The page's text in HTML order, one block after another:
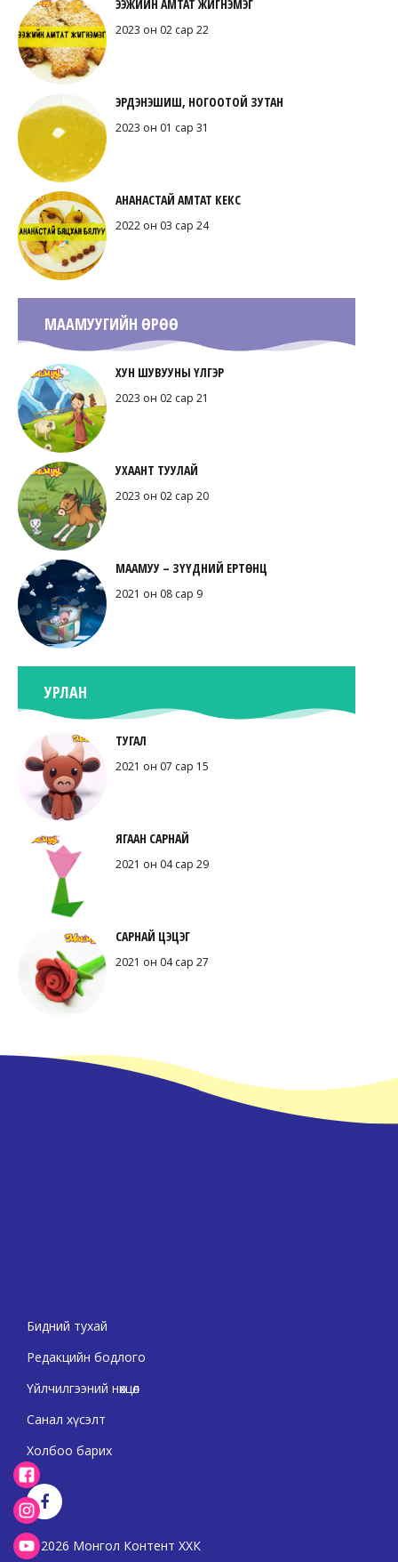
ЭЭЖИЙН АМТАТ ЖИГНЭМЭГ
2023 он 02 сар 22
ЭРДЭНЭШИШ, НОГООТОЙ ЗУТАН
2023 он 01 сар 31
АНАНАСТАЙ АМТАТ КЕКС
2022 он 03 сар 24
МААМУУГИЙН ӨРӨӨ
ХУН ШУВУУНЫ ҮЛГЭР
2023 он 02 сар 21
УХААНТ ТУУЛАЙ
2023 он 02 сар 20
МААМУУ – ЗҮҮДНИЙ ЕРТӨНЦ
2021 он 08 сар 9
УРЛАН
ТУГАЛ
2021 он 07 сар 15
ЯГААН САРНАЙ
2021 он 04 сар 29
САРНАЙ ЦЭЦЭГ
2021 он 04 сар 27
Бидний тухай
Редакцийн бодлого
Үйлчилгээний нөхцөл
Санал хүсэлт
Холбоо барих
2026 Монгол Контент ХХК